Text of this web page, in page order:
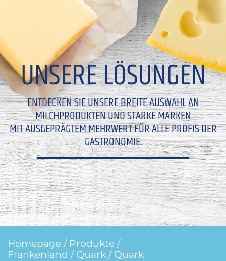
UNSERE LÖSUNGEN
ENTDECKEN SIE UNSERE BREITE AUSWAHL AN
MILCHPRODUKTEN UND STARKE MARKEN
MIT AUSGEPRÄGTEM MEHRWERT FÜR ALLE PROFIS DER
GASTRONOMIE.
Homepage / Produkte /
Frankenland / Quark / Quark